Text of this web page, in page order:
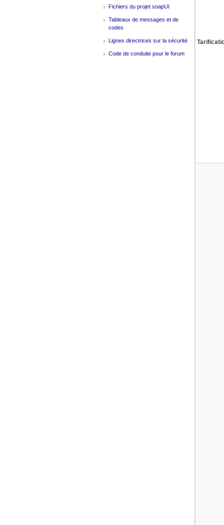
Fichiers du projet soapUI
Tableaux de messages et de
codes
Lignes directrices sur la sécurité
Code de conduite pour le forum